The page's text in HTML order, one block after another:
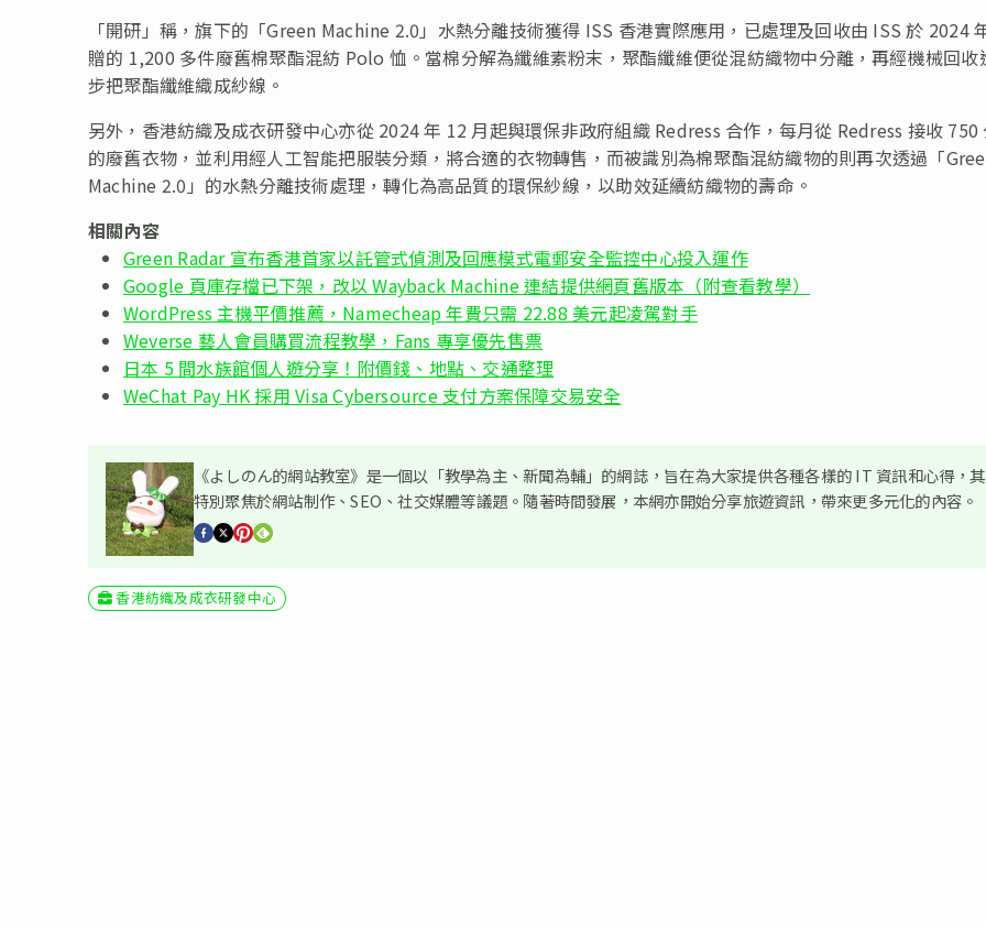
「開研」稱，旗下的「Green Machine 2.0」水熱分離技術獲得 ISS 香港實際應用，已處理及回收由 ISS 於 2024
贈的 1,200 多件廢舊棉聚酯混紡 Polo 恤。當棉分解為纖維素粉末，聚酯纖維便從混紡織物中分離，再經機械回收
步把聚酯纖維織成紗線。
另外，香港紡織及成衣研發中心亦從 2024 年 12 月起與環保非政府組織 Redress 合作，每月從 Redress 接收 750
的廢舊衣物，並利用經人工智能把服裝分類，將合適的衣物轉售，而被識別為棉聚酯混紡織物的則再次透過「
Machine 2.0」的水熱分離技術處理，轉化為高品質的環保紗線，以助效延續紡織物的壽命。
相關內容
Green Radar 宣布香港首家以託管式偵測及回應模式電郵安全監控中心投入運作
Google 頁庫存檔已下架，改以 Wayback Machine 連結提供網頁舊版本（附查看教學）
WordPress 主機平價推薦，Namecheap 年費只需 22.88 美元起凌駕對手
Weverse 藝人會員購買流程教學，Fans 專享優先售票
日本 5 間水族館個人遊分享！附價錢、地點、交通整理
WeChat Pay HK 採用 Visa Cybersource 支付方案保障交易安全
《よしのん的網站教室》是一個以「教學為主、新聞為輔」的網誌，旨在為大家提供各種各樣的 IT 資訊和心得，
特別聚焦於網站制作、SEO、社交媒體等議題。隨著時間發展，本網亦開始分享旅遊資訊，帶來更多元化的內容。
香港紡織及成衣研發中心